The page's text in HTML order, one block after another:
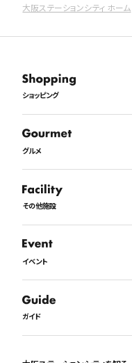
大阪ステーションシティ ホーム
ショッピング
グルメ
その他施設
イベント
ガイド